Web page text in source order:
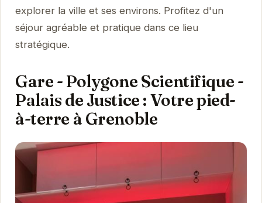
explorer la ville et ses environs. Profitez d'un
séjour agréable et pratique dans ce lieu
stratégique.
Gare - Polygone Scientifique -
Palais de Justice : Votre pied-
à-terre à Grenoble